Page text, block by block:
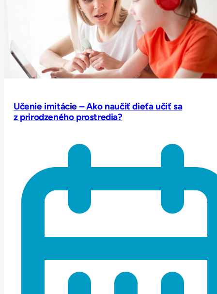
Učenie imitácie – Ako naučiť dieťa učiť sa
z prirodzeného prostredia?